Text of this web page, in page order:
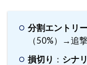
分割エントリ
（50%）→追
損切り ： シナ